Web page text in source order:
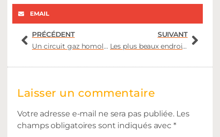
EMAIL
PRÉCÉDENT
Un circuit gaz homologué pour son van aménagé ?
SUIVANT
Les plus beaux endroits d’Europe à découvrir en van
Laisser un commentaire
Votre adresse e-mail ne sera pas publiée. Les
champs obligatoires sont indiqués avec*